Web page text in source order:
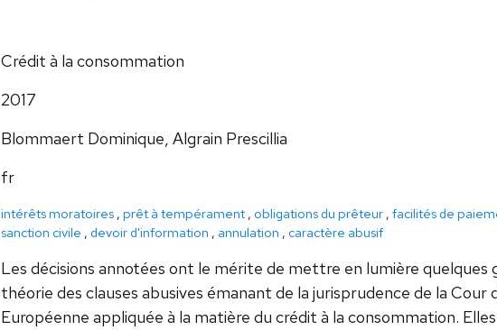
Crédit à la consommation
2017
Blommaert Dominique, Algrain Prescillia
fr
intérêts moratoires, prêt à tempérament, obligations du prêteur, facilités de
sanction civile , devoir d'information , annulation , caractère abusif
Les décisions annotées ont le mérite de mettre en lumière quelques
théorie des clauses abusives émanant de la jurisprudence de la Cour
Européenne appliquée à la matière du crédit à la consommation.